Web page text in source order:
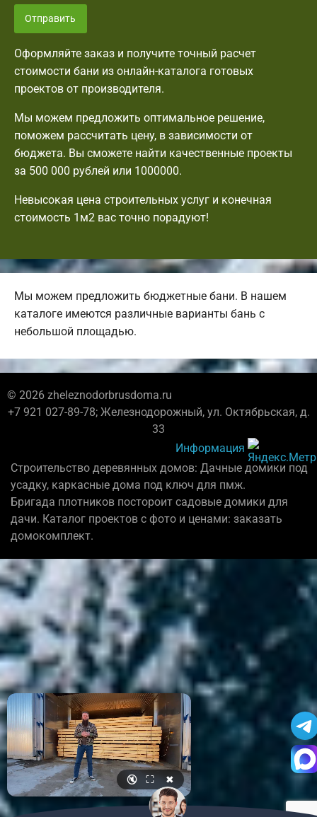
Отправить
Оформляйте заказ и получите точный расчет
стоимости бани из онлайн-каталога готовых
проектов от производителя.
Мы можем предложить оптимальное решение,
поможем рассчитать цену, в зависимости от
бюджета. Вы сможете найти качественные проекты
за 500 000 рублей или 1000000.
Невысокая цена строительных услуг и конечная
стоимость 1м2 вас точно порадуют!
Мы можем предложить бюджетные бани. В нашем
каталоге имеются различные варианты бань с
небольшой площадью.
© 2026 zheleznodorbrusdoma.ru
+7 921 027-89-78; Железнодорожный, ул. Октябрьская, д.
33
Информация
Строительство деревянных домов: Дачные домики под
усадку, каркасные дома под ключ для пмж.
Бригада плотников постороит садовые домики для
дачи. Каталог проектов с фото и ценами: заказать
домокомплект.
🔇 ⛶ ✖